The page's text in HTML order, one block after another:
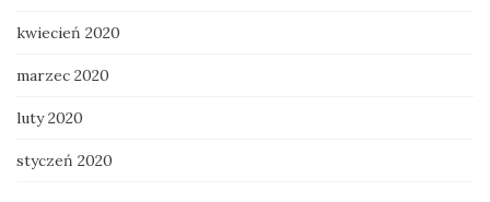
kwiecień 2020
marzec 2020
luty 2020
styczeń 2020